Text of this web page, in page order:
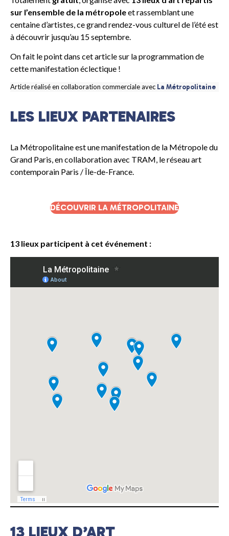
sur l’ensemble de la métropoleet rassemblant une
centaine d’artistes, ce grand rendez-vous culturel de l’été est
à découvrir jusqu’au 15 septembre.
On fait le point dans cet article sur la programmation de
cette manifestation éclectique !
Article réalisé en collaboration commerciale avec La Métropolitaine
LES LIEUX PARTENAIRES
La Métropolitaine est une manifestation de la Métropole du
Grand Paris, en collaboration avec TRAM, le réseau art
contemporain Paris / Île-de-France.
DÉCOUVRIR LA MÉTROPOLITAINE
13 lieux participent à cet événement :
13 LIEUX D’ART